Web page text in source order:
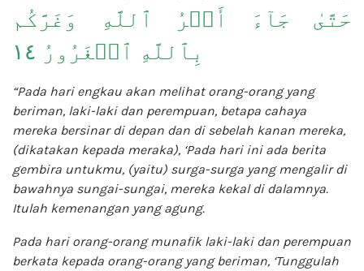
حَتَّىٰ جَآءَ أَمۡرُ ٱللَّهِ وَغَرَّكُم
بِٱللَّهِ ٱلۡغَرُورُ ١٤
“Pada hari engkau akan melihat orang-orang yang
beriman, laki-laki dan perempuan, betapa cahaya
mereka bersinar di depan dan di sebelah kanan mereka,
(dikatakan kepada meraka), ‘Pada hari ini ada berita
gembira untukmu, (yaitu) surga-surga yang mengalir di
bawahnya sungai-sungai, mereka kekal di dalamnya.
Itulah kemenangan yang agung.
Pada hari orang-orang munafik laki-laki dan perempuan
berkata kepada orang-orang yang beriman, ‘Tunggulah